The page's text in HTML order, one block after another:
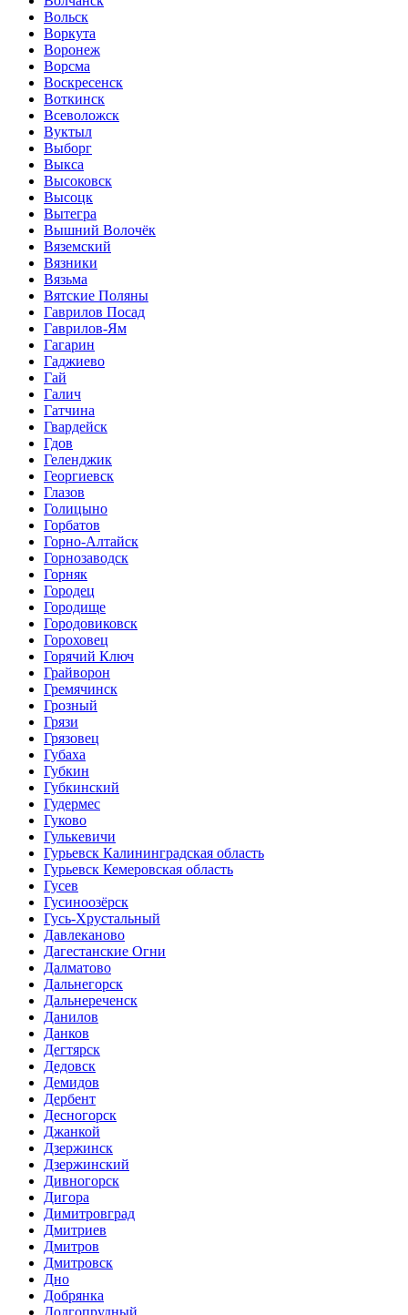
Вольск
Воркута
Воронеж
Ворсма
Воскресенск
Воткинск
Всеволожск
Вуктыл
Выборг
Выкса
Высоковск
Высоцк
Вытегра
Вышний Волочёк
Вяземский
Вязники
Вязьма
Вятские Поляны
Гаврилов Посад
Гаврилов-Ям
Гагарин
Гаджиево
Гай
Галич
Гатчина
Гвардейск
Гдов
Геленджик
Георгиевск
Глазов
Голицыно
Горбатов
Горно-Алтайск
Горнозаводск
Горняк
Городец
Городище
Городовиковск
Гороховец
Горячий Ключ
Грайворон
Гремячинск
Грозный
Грязи
Грязовец
Губаха
Губкин
Губкинский
Гудермес
Гуково
Гулькевичи
Гурьевск Калининградская область
Гурьевск Кемеровская область
Гусев
Гусиноозёрск
Гусь-Хрустальный
Давлеканово
Дагестанские Огни
Далматово
Дальнегорск
Дальнереченск
Данилов
Данков
Дегтярск
Дедовск
Демидов
Дербент
Десногорск
Джанкой
Дзержинск
Дзержинский
Дивногорск
Дигора
Димитровград
Дмитриев
Дмитров
Дмитровск
Дно
Добрянка
Долгопрудный